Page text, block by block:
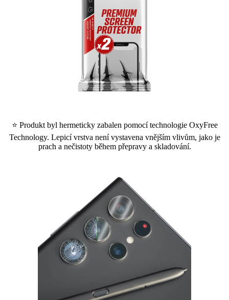
⭐ Produkt byl hermeticky zabalen pomocí technologie OxyFree
Technology. Lepicí vrstva není vystavena vnějším vlivům, jako je
prach a nečistoty během přepravy a skladování.